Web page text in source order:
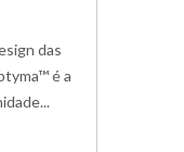
das
é a